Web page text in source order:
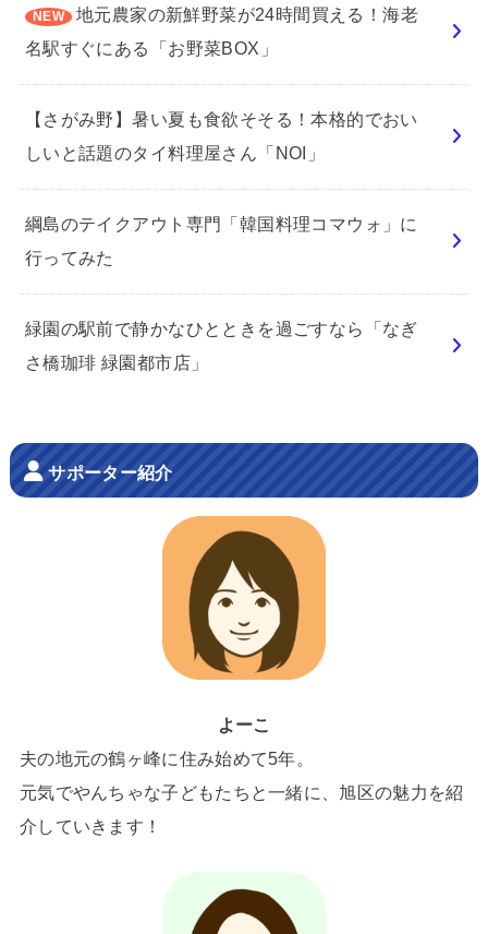
地元農家の新鮮野菜が24時間買える！海老
名駅すぐにある「お野菜BOX」
【さがみ野】暑い夏も食欲そそる！本格的でおい
しいと話題のタイ料理屋さん「NOI」
綱島のテイクアウト専門「韓国料理コマウォ」に
行ってみた
緑園の駅前で静かなひとときを過ごすなら「なぎ
さ橋珈琲 緑園都市店」
サポーター紹介
よーこ
夫の地元の鶴ヶ峰に住み始めて5年。
元気でやんちゃな子どもたちと一緒に、旭区の魅力を紹
介していきます！